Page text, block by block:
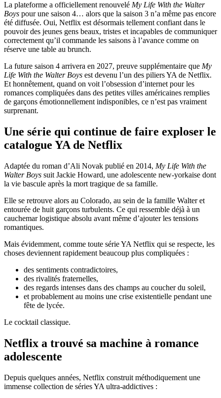
La plateforme a officiellement renouvelé My Life With the Walter
Boys pour une saison 4… alors que la saison 3 n’a même pas encore
été diffusée. Oui, Netflix est désormais tellement confiant dans le
pouvoir des jeunes gens beaux, tristes et incapables de communiquer
correctement qu’il commande les saisons à l’avance comme on
réserve une table au brunch.
La future saison 4 arrivera en 2027, preuve supplémentaire que My
Life With the Walter Boys est devenu l’un des piliers YA de Netflix.
Et honnêtement, quand on voit l’obsession d’internet pour les
romances compliquées dans des petites villes américaines remplies
de garçons émotionnellement indisponibles, ce n’est pas vraiment
surprenant.
Une série qui continue de faire exploser le
catalogue YA de Netflix
Adaptée du roman d’Ali Novak publié en 2014, My Life With the
Walter Boys suit Jackie Howard, une adolescente new-yorkaise dont
la vie bascule après la mort tragique de sa famille.
Elle se retrouve alors au Colorado, au sein de la famille Walter et
entourée de huit garçons turbulents. Ce qui ressemble déjà à un
cauchemar logistique absolu avant même d’ajouter les tensions
romantiques.
Mais évidemment, comme toute série YA Netflix qui se respecte, les
choses deviennent rapidement beaucoup plus compliquées :
des sentiments contradictoires,
des rivalités fraternelles,
des regards intenses dans des champs au coucher du soleil,
et probablement au moins une crise existentielle pendant une
fête de lycée.
Le cocktail classique.
Netflix a trouvé sa machine à romance
adolescente
Depuis quelques années, Netflix construit méthodiquement une
immense collection de séries YA ultra-addictives :